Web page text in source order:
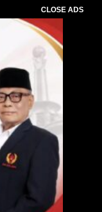
CLOSE ADS